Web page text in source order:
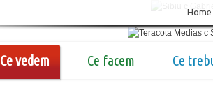
Home
Ce vedem Ce facem Ce